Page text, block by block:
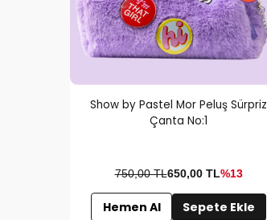
Show by Pastel Mor Peluş Sürpriz
Çanta No:1
750,00 TL650,00TL%13
Hemen Al Sepete Ekle